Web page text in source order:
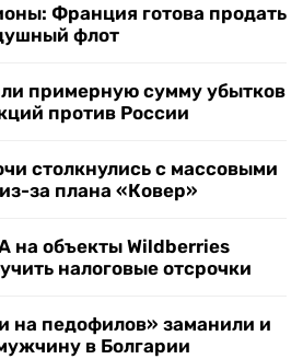
Франция готова продать
флот
примерную сумму убытков
против России
столкнулись с массовыми
за плана «Ковер»
на объекты Wildberries
налоговые отсрочки
на педофилов» заманили и
в Болгарии